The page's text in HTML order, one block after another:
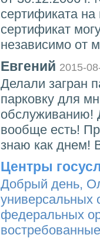
сертификата
сертификат
независимо от
Евгений 2015-
Делали загран
парковку для
обслуживанию!
вообще есть!
знаю как днем!
Центры
Добрый день,
универсальных
федеральных